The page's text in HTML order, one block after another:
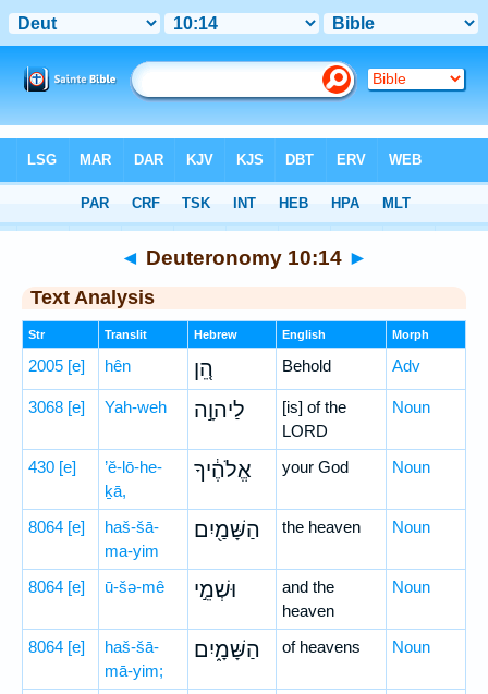
> Deuteronomy 10:14
◄ Deuteronomy 10:14 ►
Text Analysis
Str Translit Hebrew English Morph
2005 [e] hên הֵ֚ן Behold Adv
3068 [e] Yah-weh לַיהוָ֣ה
[is] of the
LORD
Noun
430 [e]
’ĕ-lō-he-
ḵā,
אֱלֹהֶ֔יךָ your God Noun
8064 [e]
haš-šā-
ma-yim
הַשָּׁמַ֖יִם the heaven Noun
8064 [e] ū-šə-mê וּשְׁמֵ֣י
and the
heaven
Noun
8064 [e]
haš-šā-
mā-yim;
הַשָּׁמָ֑יִם of heavens Noun